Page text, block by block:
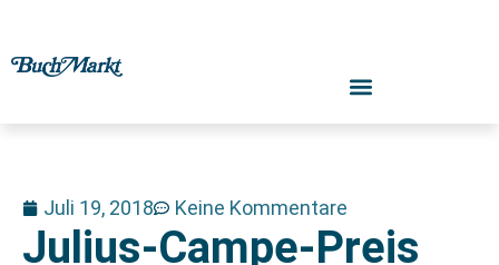
Juli 19, 2018 Keine Kommentare
Julius-Campe-Preis